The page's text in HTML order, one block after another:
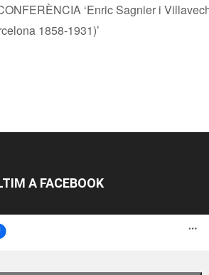
‘Enric Sagnier i
1858-1931)’
A FACEBOOK